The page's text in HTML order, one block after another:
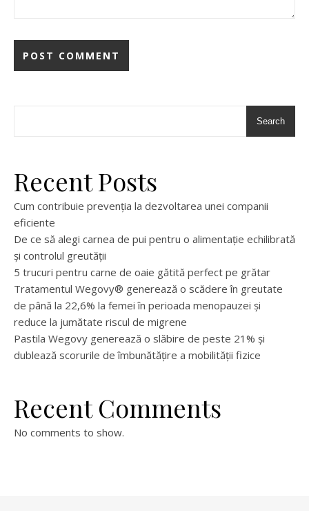
Search
Recent Posts
Cum contribuie prevenția la dezvoltarea unei companii
eficiente
De ce să alegi carnea de pui pentru o alimentație echilibrată
și controlul greutății
5 trucuri pentru carne de oaie gătită perfect pe grătar
Tratamentul Wegovy® generează o scădere în greutate
de până la 22,6% la femei în perioada menopauzei și
reduce la jumătate riscul de migrene
Pastila Wegovy generează o slăbire de peste 21% și
dublează scorurile de îmbunătățire a mobilității fizice
Recent Comments
No comments to show.